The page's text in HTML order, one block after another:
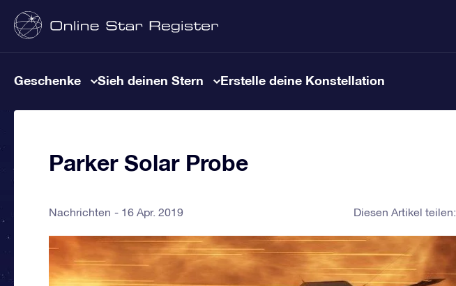
Geschenke Sieh deinen Stern Erstelle deine Konstellation
Parker Solar Probe
Nachrichten 16 Apr. 2019 Diesen Artikel teilen: